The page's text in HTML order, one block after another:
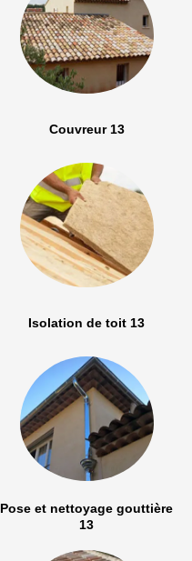
Couvreur 13
Isolation de toit 13
Pose et nettoyage gouttière
13